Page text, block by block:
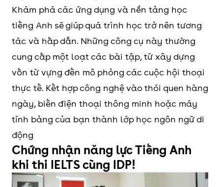
Khám phá các ứng dụng và nền tảng học
tiếng Anh sẽ giúp quá trình học trở nên tương
tác và hấp dẫn. Những công cụ này thường
cung cấp một loạt các bài tập, từ xây dựng
vốn từ vựng đến mô phỏng các cuộc hội thoại
thực tế. Kết hợp công nghệ vào thói quen hàng
ngày, biến điện thoại thông minh hoặc máy
tính bảng của bạn thành lớp học ngôn ngữ di
động
Chứng nhận năng lực Tiếng Anh
khi thi IELTS cùng IDP!